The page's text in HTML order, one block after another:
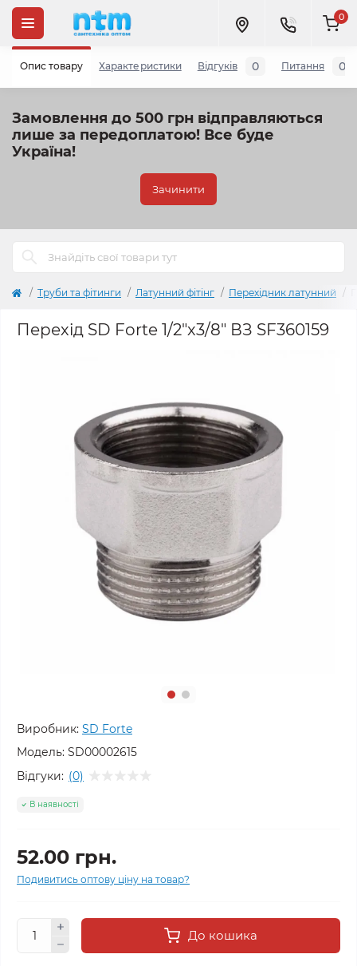
Замовлення до 500 грн відправляються
лише за передоплатою! Все буде
Україна!
Зачинити
0
Труби та фітинги Латунний фітінг Перехідник латунний
Перехід SD Forte 1/2"х3/8" ВЗ SF360159
Виробник: SD Forte
Модель: SD00002615
Відгуки: (0)
В наявності
52.00 грн.
Подивитись оптову ціну на товар?
До кошика
Опис товару Характеристики Відгуків 0 Питання 0